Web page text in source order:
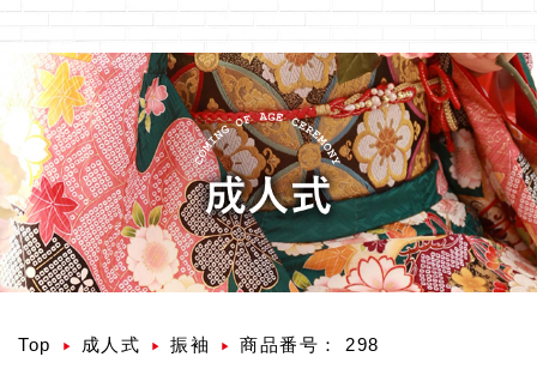
Top 成人式 振袖 商品番号： 298